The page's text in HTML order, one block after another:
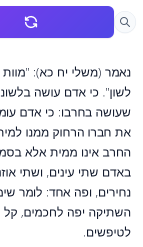
נאמר (משלי יח כא): "מוות
לשון". כי אדם עושה
שעושה בחרבו: כי אדם
את חברו הרחוק ממנו
החרב אינו ממית אלא
באדם שתי עינים, ושתי
נחירים, ופה אחד: לומר
השתיקה יפה לחכמים, קל
לטיפשים.